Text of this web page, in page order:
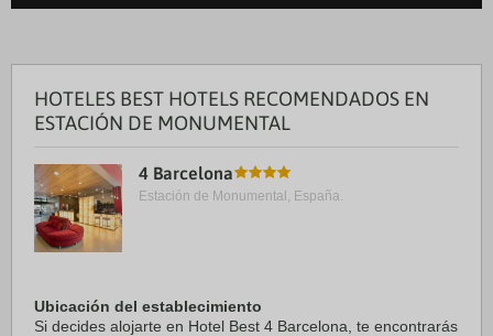
HOTELES BEST HOTELS RECOMENDADOS EN
ESTACIÓN DE MONUMENTAL
4 Barcelona
Estación de Monumental, España.
Ubicación del establecimiento
Si decides alojarte en Hotel Best 4 Barcelona, te encontrarás